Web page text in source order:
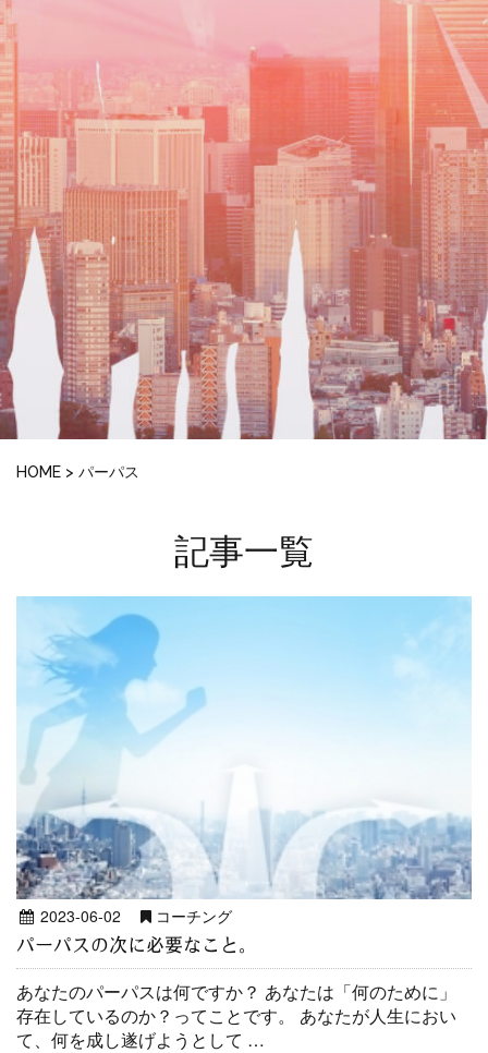
HOME > パーパス
記事一覧
2023-06-02 コーチング
パーパスの次に必要なこと。
あなたのパーパスは何ですか？ あなたは「何のために」
存在しているのか？ってことです。 あなたが人生におい
て、何を成し遂げようとして …